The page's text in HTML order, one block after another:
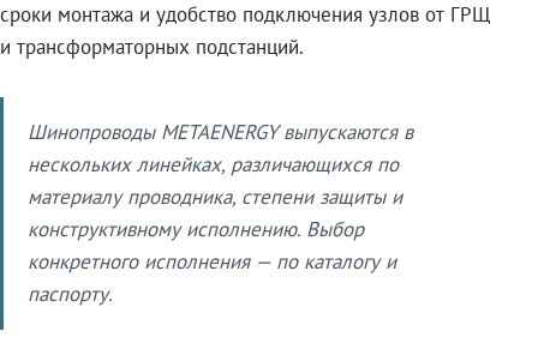
сроки монтажа и удобство подключения узлов от ГРЩ
и трансформаторных подстанций.
Шинопроводы METAENERGY выпускаются в
нескольких линейках, различающихся по
материалу проводника, степени защиты и
конструктивному исполнению. Выбор
конкретного исполнения — по каталогу и
паспорту.